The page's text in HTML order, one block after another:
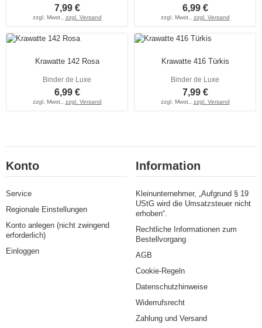
7,99 €
zzgl. Mwst., zzgl. Versand
6,99 €
zzgl. Mwst., zzgl. Versand
Krawatte 142 Rosa
Binder de Luxe
6,99 €
zzgl. Mwst., zzgl. Versand
Krawatte 416 Türkis
Binder de Luxe
7,99 €
zzgl. Mwst., zzgl. Versand
Konto
Service
Regionale Einstellungen
Konto anlegen (nicht zwingend
erforderlich)
Einloggen
Information
Kleinunternehmer, „Aufgrund § 19
UStG wird die Umsatzsteuer nicht
erhoben“.
Rechtliche Informationen zum
Bestellvorgang
AGB
Cookie-Regeln
Datenschutzhinweise
Widerrufsrecht
Zahlung und Versand